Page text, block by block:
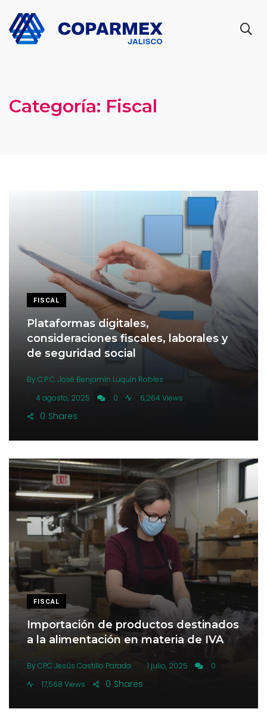
Categoría: Fiscal
FISCAL
Plataformas digitales,
consideraciones fiscales, laborales y
de seguridad social
By C.P.C. José Benjamín Luquín Robles
.
4 agosto, 2025 0 6,264 Views
Shares
0
FISCAL
Importación de productos destinados
a la alimentación en materia de IVA
By CPC Jesús Castillo Parada . 1 julio, 2025
0
17,568 Views
Shares
0